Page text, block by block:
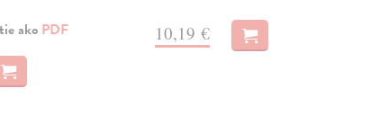
ako PDF 10,19 €